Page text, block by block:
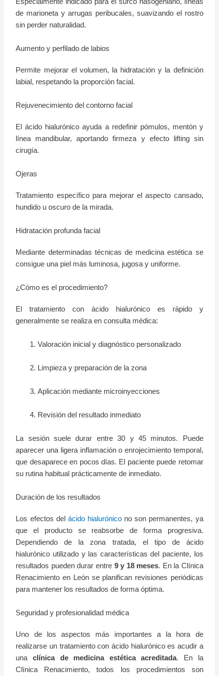
de marioneta y arrugas peribucales, suavizando el rostro
sin perder naturalidad.
Aumento y perfilado de labios
Permite mejorar el volumen, la hidratación y la definición
labial, respetando la proporción facial.
Rejuvenecimiento del contorno facial
El ácido hialurónico ayuda a redefinir pómulos, mentón y
línea mandibular, aportando firmeza y efecto lifting sin
cirugía.
Ojeras
Tratamiento específico para mejorar el aspecto cansado,
hundido u oscuro de la mirada.
Hidratación profunda facial
Mediante determinadas técnicas de medicina estética se
consigue una piel más luminosa, jugosa y uniforme.
¿Cómo es el procedimiento?
El tratamiento con ácido hialurónico es rápido y
generalmente se realiza en consulta médica:
Valoración inicial y diagnóstico personalizado
Limpieza y preparación de la zona
Aplicación mediante microinyecciones
Revisión del resultado inmediato
La sesión suele durar entre 30 y 45 minutos. Puede
aparecer una ligera inflamación o enrojecimiento temporal,
que desaparece en pocos días. El paciente puede retomar
su rutina habitual prácticamente de inmediato.
Duración de los resultados
Los efectos del ácido hialurónico no son permanentes, ya
que el producto se reabsorbe de forma progresiva.
Dependiendo de la zona tratada, el tipo de ácido
hialurónico utilizado y las características del paciente, los
resultados pueden durar entre 9 y 18 meses. En la Clínica
Renacimiento en León se planifican revisiones periódicas
para mantener los resultados de forma óptima.
Seguridad y profesionalidad médica
Uno de los aspectos más importantes a la hora de
realizarse un tratamiento con ácido hialurónico es acudir a
unaclínica de medicina estética acreditada. En la
Clínica Renacimiento, todos los procedimientos son